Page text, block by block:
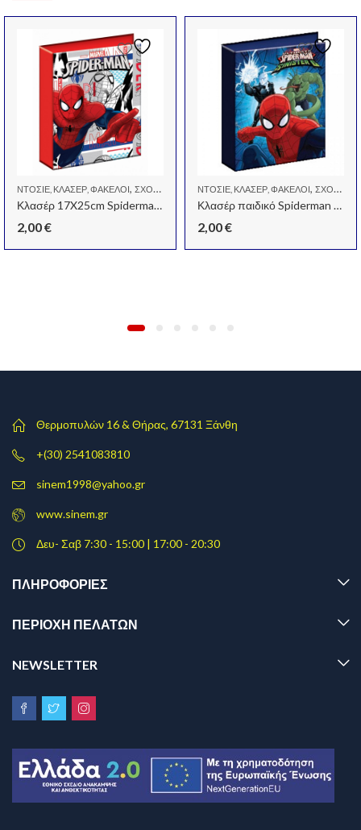
ΝΤΟΣΙΈ, ΚΛΑΣΈΡ, ΦΆΚΕΛΟΙ, ΣΧΟΛΙΚΆ
Κλασέρ 17X25cm Spiderman με 2 κρίκους
2,00€
ΝΤΟΣΙΈ, ΚΛΑΣΈΡ, ΦΆΚΕΛΟΙ, ΣΧΟΛΙΚΆ
Κλασέρ παιδικό Spiderman 17X25cm με 2 κρίκους
2,00€
Θερμοπυλών 16 & Θήρας, 67131 Ξάνθη
+(30) 2541083810
sinem1998@yahoo.gr
www.sinem.gr
Δευ- Σαβ 7:30 - 15:00 | 17:00 - 20:30
ΠΛΗΡΟΦΟΡΊΕΣ
ΠΕΡΙΟΧΗ ΠΕΛΑΤΩΝ
NEWSLETTER